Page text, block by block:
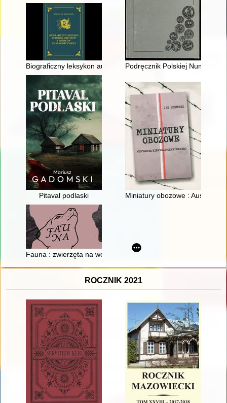
Biograficzny leksykon autorów, artystów i twórców Ziemi
Podręcznik Polskiej
Pitaval podlaski Miniatury obozowe :
Fauna : zwierzęta na wojnie i ich ludzie = animals at war and
ROCZNIK 2021